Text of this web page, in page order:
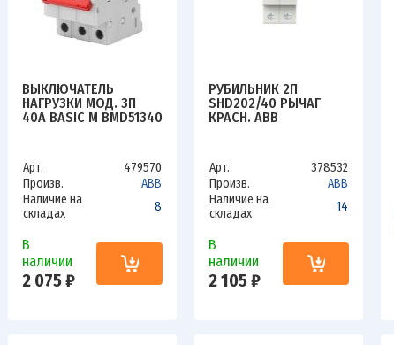
ВЫКЛЮЧАТЕЛЬ
НАГРУЗКИ МОД. 3П
40А BASIC M BMD51340
Арт.
479570
Произв.
ABB
Наличие на
складах
8
В
наличии
2 075 ₽
РУБИЛЬНИК 2П
SHD202/40 РЫЧАГ
КРАСН. ABB
Арт.
378532
Произв.
ABB
Наличие на
складах
14
В
наличии
2 105 ₽